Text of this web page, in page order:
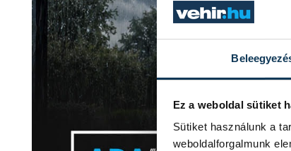
Ez a weboldal sütiket
Sütiket használunk a
weboldalforgalmunk